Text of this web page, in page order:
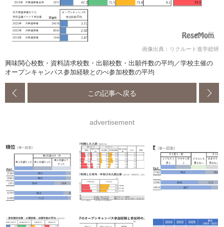
画像出典：リクルート進学総研
興味関心校数・資料請求校数・出願校数・出願件数の平均／学校主催の
オープンキャンパス参加経験とのべ参加校数の平均
この記事へ戻る
advertisement